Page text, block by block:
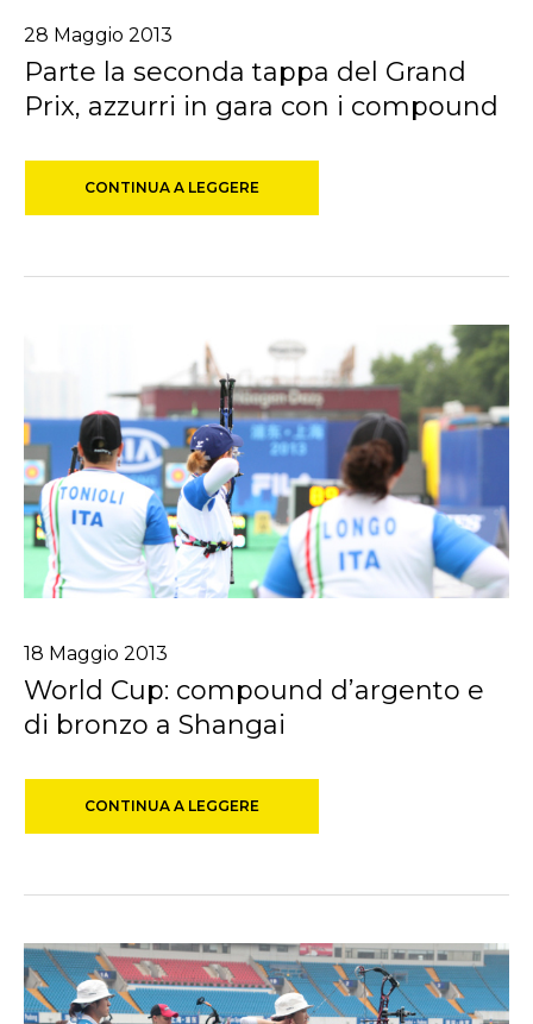
28 Maggio 2013
Parte la seconda tappa del Grand
Prix, azzurri in gara con i compound
CONTINUA A LEGGERE
18 Maggio 2013
World Cup: compound d’argento e
di bronzo a Shangai
CONTINUA A LEGGERE